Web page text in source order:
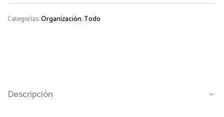
Categorías:Organización,Todo
Descripción